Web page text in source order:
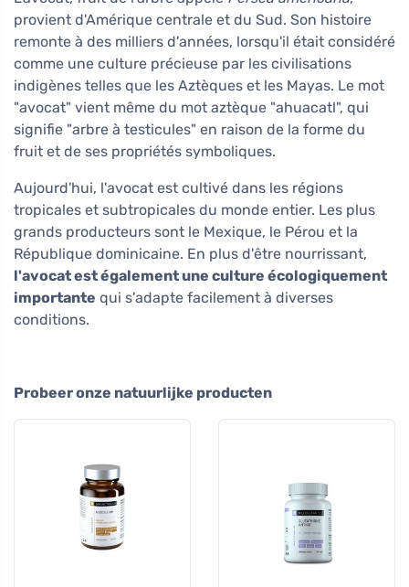
provient d'Amérique centrale et du Sud. Son histoire
remonte à des milliers d'années, lorsqu'il était considéré
comme une culture précieuse par les civilisations
indigènes telles que les Aztèques et les Mayas. Le mot
"avocat" vient même du mot aztèque "ahuacatl", qui
signifie "arbre à testicules" en raison de la forme du
fruit et de ses propriétés symboliques.
Aujourd'hui, l'avocat est cultivé dans les régions
tropicales et subtropicales du monde entier. Les plus
grands producteurs sont le Mexique, le Pérou et la
République dominicaine. En plus d'être nourrissant,
l'avocat est également une culture écologiquement
importante qui s'adapte facilement à diverses
conditions.
Probeer onze natuurlijke producten